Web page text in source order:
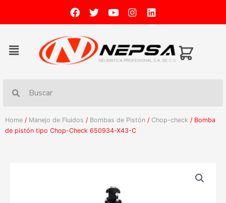
Home / Manejo de Fluidos / Bombas de Pistón / Chop-check / Bomba
de pistón tipo Chop-Check 650934-X43-C